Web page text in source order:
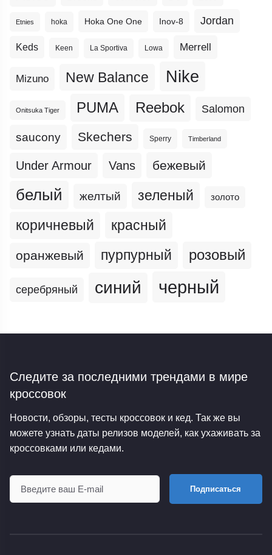
Etnies hoka Hoka One One Inov-8 Jordan
Keds Keen La Sportiva Lowa Merrell
Mizuno New Balance Nike
Onitsuka Tiger PUMA Reebok Salomon
saucony Skechers Sperry Timberland
Under Armour Vans бежевый
белый желтый зеленый золото
коричневый красный
оранжевый пурпурный розовый
серебряный синий черный
Следите за последними трендами в мире
кроссовок
Новости, обзоры, тесты кроссовок и кед. Так же вы
можете узнать даты релизов моделей, как ухаживать за
кроссовками или кедами.
Подписаться